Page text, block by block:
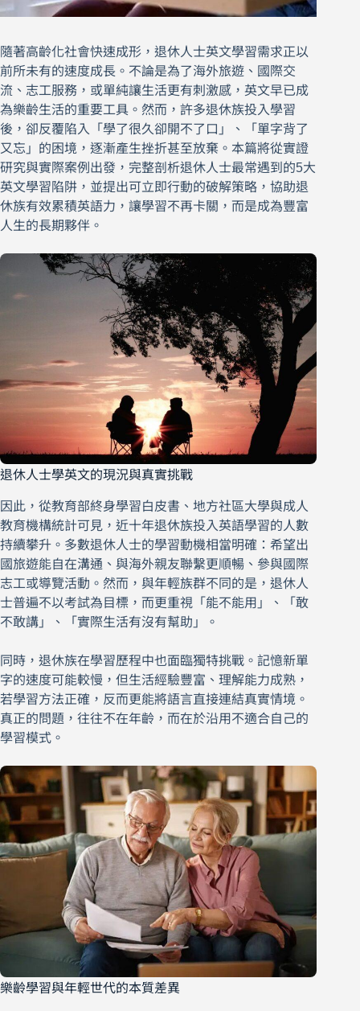
隨著高齡化社會快速成形，退休人士英文學習需求正以
前所未有的速度成長。不論是為了海外旅遊、國際交
流、志工服務，或單純讓生活更有刺激感，英文早已成
為樂齡生活的重要工具。然而，許多退休族投入學習
後，卻反覆陷入「學了很久卻開不了口」、「單字背了
又忘」的困境，逐漸產生挫折甚至放棄。本篇將從實證
研究與實際案例出發，完整剖析退休人士最常遇到的5大
英文學習陷阱，並提出可立即行動的破解策略，協助退
休族有效累積英語力，讓學習不再卡關，而是成為豐富
人生的長期夥伴。
退休人士學英文的現況與真實挑戰
因此，從教育部終身學習白皮書、地方社區大學與成人
教育機構統計可見，近十年退休族投入英語學習的人數
持續攀升。多數退休人士的學習動機相當明確：希望出
國旅遊能自在溝通、與海外親友聯繫更順暢、參與國際
志工或導覽活動。然而，與年輕族群不同的是，退休人
士普遍不以考試為目標，而更重視「能不能用」、「敢
不敢講」、「實際生活有沒有幫助」。
同時，退休族在學習歷程中也面臨獨特挑戰。記憶新單
字的速度可能較慢，但生活經驗豐富、理解能力成熟，
若學習方法正確，反而更能將語言直接連結真實情境。
真正的問題，往往不在年齡，而在於沿用不適合自己的
學習模式。
樂齡學習與年輕世代的本質差異